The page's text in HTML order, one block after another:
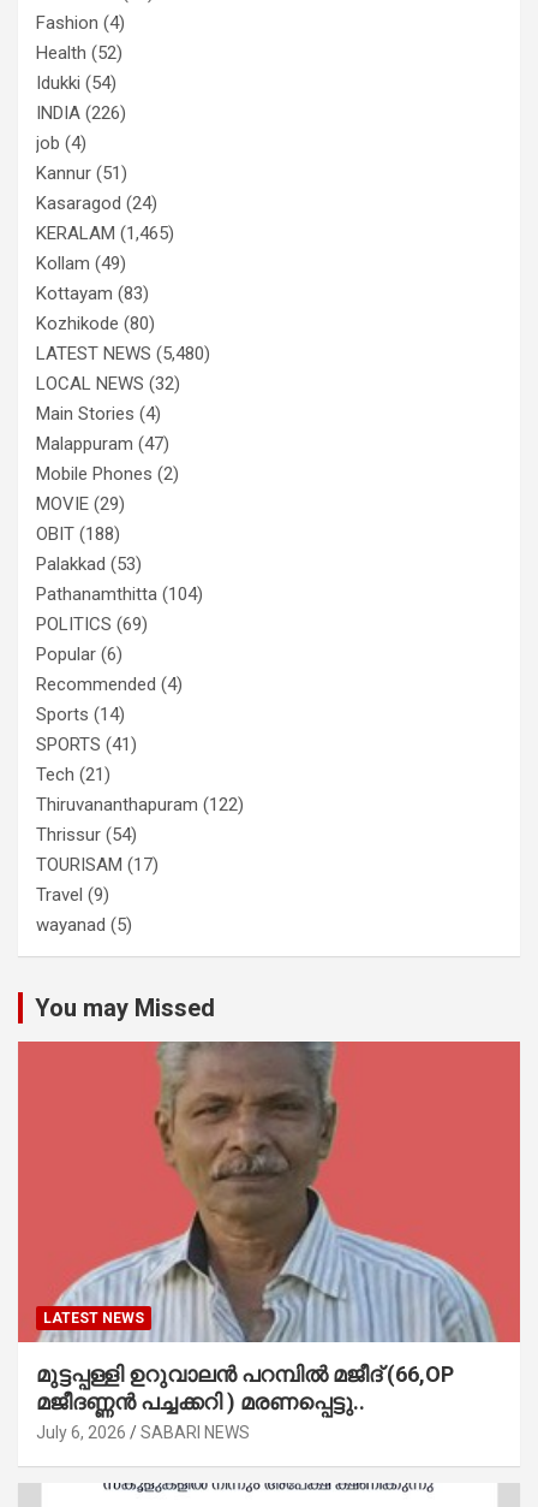
Fashion (4)
Health (52)
Idukki (54)
INDIA (226)
job (4)
Kannur (51)
Kasaragod (24)
KERALAM (1,465)
Kollam (49)
Kottayam (83)
Kozhikode (80)
LATEST NEWS (5,480)
LOCAL NEWS (32)
Main Stories (4)
Malappuram (47)
Mobile Phones (2)
MOVIE (29)
OBIT (188)
Palakkad (53)
Pathanamthitta (104)
POLITICS (69)
Popular (6)
Recommended (4)
Sports (14)
SPORTS (41)
Tech (21)
Thiruvananthapuram (122)
Thrissur (54)
TOURISAM (17)
Travel (9)
wayanad (5)
You may Missed
LATEST NEWS
മുട്ടപ്പള്ളി ഉറുവാലൻ പറമ്പിൽ മജീദ് (66,OP
മജീദണ്ണൻ പച്ചക്കറി ) മരണപ്പെട്ടു..
July 6, 2026 SABARI NEWS